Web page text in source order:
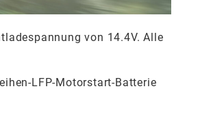
von 14.4V. Alle
LFP-Motorstart-Batterie